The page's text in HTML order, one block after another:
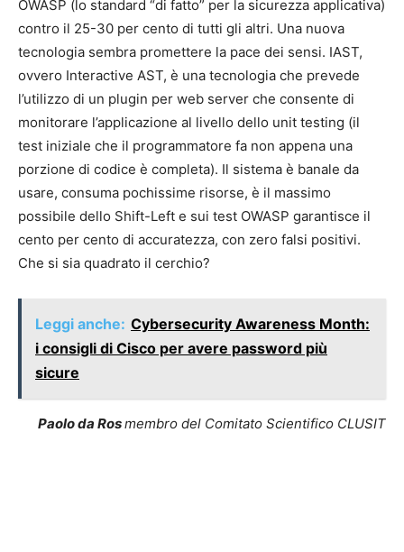
OWASP (lo standard “di fatto” per la sicurezza applicativa)
contro il 25-30 per cento di tutti gli altri. Una nuova
tecnologia sembra promettere la pace dei sensi. IAST,
ovvero Interactive AST, è una tecnologia che prevede
l’utilizzo di un plugin per web server che consente di
monitorare l’applicazione al livello dello unit testing (il
test iniziale che il programmatore fa non appena una
porzione di codice è completa). Il sistema è banale da
usare, consuma pochissime risorse, è il massimo
possibile dello Shift-Left e sui test OWASP garantisce il
cento per cento di accuratezza, con zero falsi positivi.
Che si sia quadrato il cerchio?
Leggi anche: Cybersecurity Awareness Month:
i consigli di Cisco per avere password più
sicure
Paolo da Rosmembro del Comitato Scientifico CLUSIT